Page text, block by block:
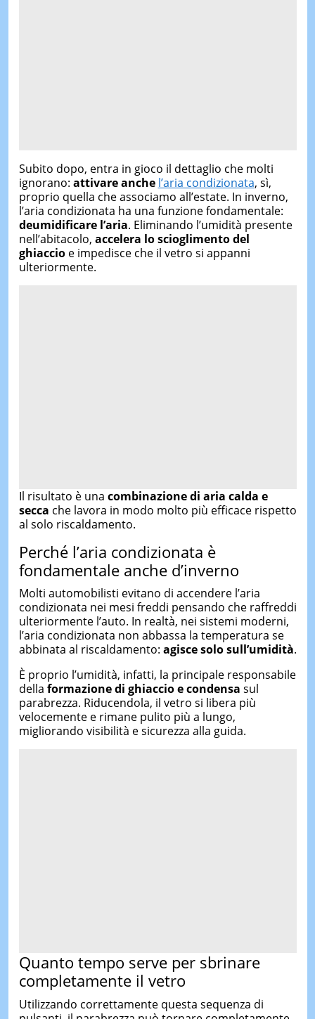
Subito dopo, entra in gioco il dettaglio che molti
ignorano: attivare anche l’aria condizionata, sì,
proprio quella che associamo all’estate. In inverno,
l’aria condizionata ha una funzione fondamentale:
deumidificare l’aria. Eliminando l’umidità presente
nell’abitacolo, accelera lo scioglimento del
ghiaccioe impedisce che il vetro si appanni
ulteriormente.
Il risultato è una combinazione di aria calda e
secca che lavora in modo molto più efficace rispetto
al solo riscaldamento.
Perché l’aria condizionata è
fondamentale anche d’inverno
Molti automobilisti evitano di accendere l’aria
condizionata nei mesi freddi pensando che raffreddi
ulteriormente l’auto. In realtà, nei sistemi moderni,
l’aria condizionata non abbassa la temperatura se
abbinata al riscaldamento: agisce solo sull’umidità.
È proprio l’umidità, infatti, la principale responsabile
della formazione di ghiaccio e condensa sul
parabrezza. Riducendola, il vetro si libera più
velocemente e rimane pulito più a lungo,
migliorando visibilità e sicurezza alla guida.
Quanto tempo serve per sbrinare
completamente il vetro
Utilizzando correttamente questa sequenza di